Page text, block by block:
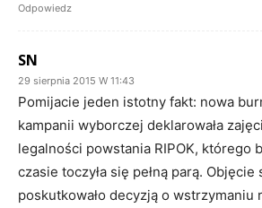
Odpowiedz
SN
29 sierpnia 2015 W 11:43
Pomijacie jeden istotny fakt: nowa
kampanii wyborczej deklarowała
legalności powstania RIPOK, którego
czasie toczyła się pełną parą.
poskutkowało decyzją o wstrzymaniu